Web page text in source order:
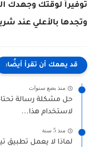
توفيراً لوقتك وجهدك
وتجدها بالأعلي عند
قد يهمك أن تقرأ أيضًا:
منذ بضع سنوات
حل مشكلة رسالة
لاستخدام هذا...
منذ 5 سنة
لماذا لا يعمل تطبيق تيك